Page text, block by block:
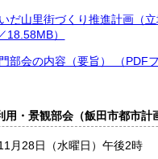
山里街づくり推進計画（立
18.58MB）
会の内容（要旨） （PDFフ
・景観部会（飯田市都市計
月28日（水曜日）午後2時